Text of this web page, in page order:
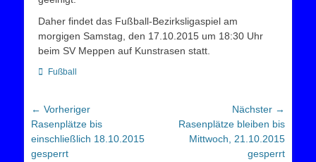
Daher findet das Fußball-Bezirksligaspiel am
morgigen Samstag, den 17.10.2015 um 18:30 Uhr
beim SV Meppen auf Kunstrasen statt.
Kategorien
Fußball
Beitragsnavigation
← Vorheriger
Vorheriger
Beitrag:
Rasenplätze bis
einschließlich 18.10.2015
gesperrt
Nächster →
Nächster
Beitrag:
Rasenplätze bleiben bis
Mittwoch, 21.10.2015
gesperrt